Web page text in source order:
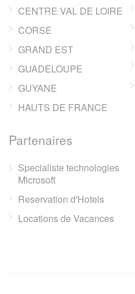
CENTRE VAL DE LOIRE
CORSE
GRAND EST
GUADELOUPE
GUYANE
HAUTS DE FRANCE
Partenaires
Specialiste technologies
Microsoft
Reservation d'Hotels
Locations de Vacances